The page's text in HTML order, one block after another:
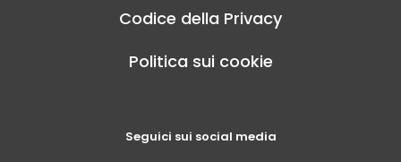
Codice della Privacy
Politica sui cookie
Seguici sui social media